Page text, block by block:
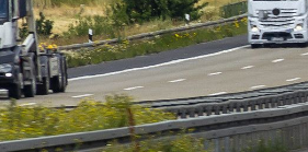
POSITIONEN
SCHWERPUNKTTHEMEN